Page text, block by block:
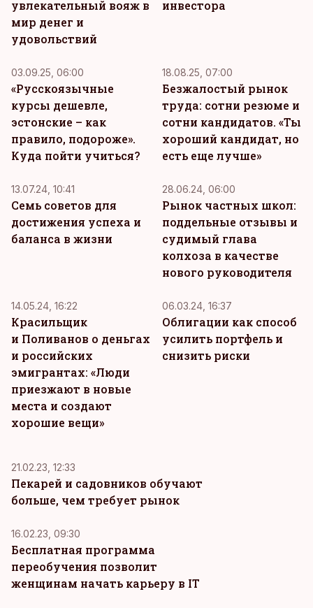
увлекательный вояж в
мир денег и
удовольствий
инвестора
03.09.25, 06:00
«Русскоязычные
курсы дешевле,
эстонские – как
правило, подороже».
Куда пойти учиться?
18.08.25, 07:00
Безжалостый рынок
труда: сотни резюме и
сотни кандидатов. «Ты
хороший кандидат, но
есть еще лучше»
13.07.24, 10:41
Семь советов для
достижения успеха и
баланса в жизни
28.06.24, 06:00
Рынок частных школ:
поддельные отзывы и
судимый глава
колхоза в качестве
нового руководителя
14.05.24, 16:22
Красильщик
и Поливанов о деньгах
и российских
эмигрантах: «Люди
приезжают в новые
места и создают
хорошие вещи»
06.03.24, 16:37
Облигации как способ
усилить портфель и
снизить риски
21.02.23, 12:33
Пекарей и садовников обучают
больше, чем требует рынок
16.02.23, 09:30
Бесплатная программа
переобучения позволит
женщинам начать карьеру в IT